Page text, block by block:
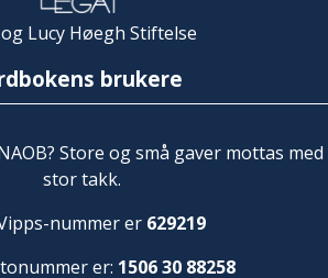
Lucy Høegh Stiftelse
brukere
Store og små gaver mottas med
stor takk.
nummer er 629219
er: 1506 30 88258